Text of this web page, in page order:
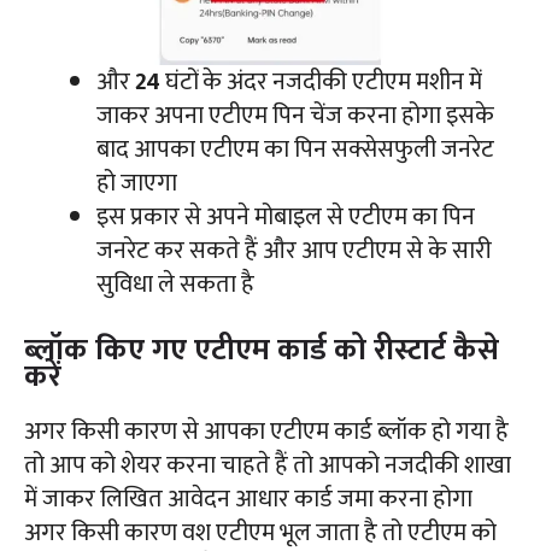
और24घंटों के अंदर नजदीकी एटीएम मशीन में
जाकर अपना एटीएम पिन चेंज करना होगा इसके
बाद आपका एटीएम का पिन सक्सेसफुली जनरेट
हो जाएगा
इस प्रकार से अपने मोबाइल से एटीएम का पिन
जनरेट कर सकते हैं और आप एटीएम से के सारी
सुविधा ले सकता है
ब्लॉक किए गए एटीएम कार्ड को रीस्टार्ट कैसे
करें
अगर किसी कारण से आपका एटीएम कार्ड ब्लॉक हो गया है
तो आप को शेयर करना चाहते हैं तो आपको नजदीकी शाखा
में जाकर लिखित आवेदन आधार कार्ड जमा करना होगा
अगर किसी कारण वश एटीएम भूल जाता है तो एटीएम को